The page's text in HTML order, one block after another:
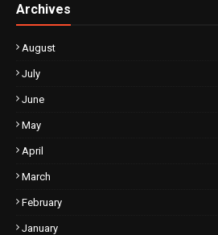
Archives
August
July
June
May
April
March
February
January